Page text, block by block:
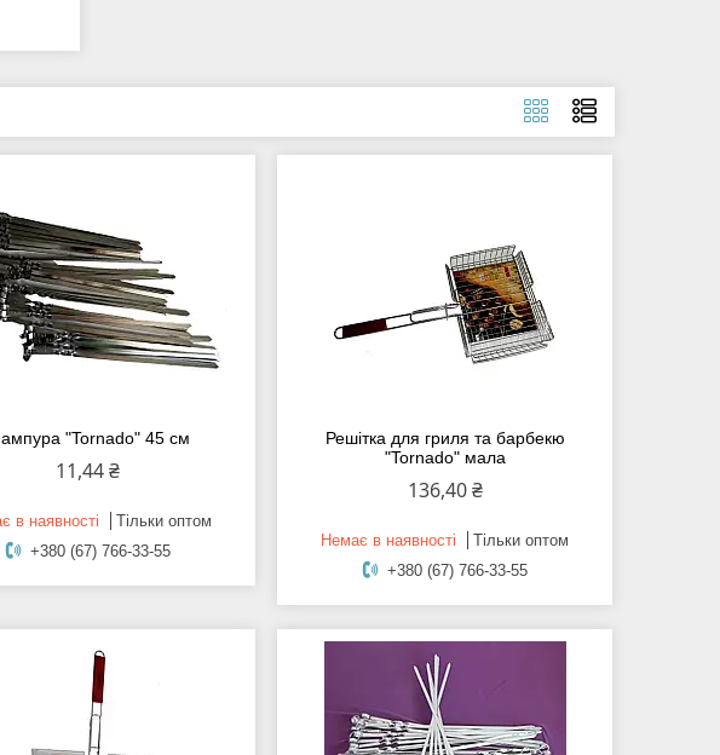
"Tornado" 45 см
11,44 ₴
в наявності
Тільки оптом
+380 (67) 766-33-55
Решітка для гриля та барбекю
"Tornado" мала
136,40 ₴
Немає в наявності
Тільки оптом
+380 (67) 766-33-55